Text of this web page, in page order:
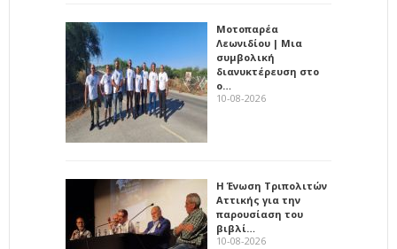
Μοτοπαρέα
Λεωνιδίου | Μια
συμβολική
διανυκτέρευση στο
ο…
10-08-2026
Η Ένωση Τριπολιτών
Αττικής για την
παρουσίαση του
βιβλί…
10-08-2026